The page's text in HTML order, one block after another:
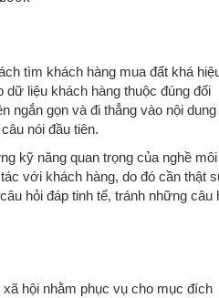
tìm khách hàng mua đất khá
liệu khách hàng thuộc đúng đối
ngắn gọn và đi thẳng vào nội dung
nói đầu tiên.
kỹ năng quan trọng của nghề môi
với khách hàng, do đó cần thật
hỏi đáp tinh tế, tránh những câu
hội nhằm phục vụ cho mục đích